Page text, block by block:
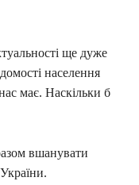
ще дуже
населення
має. Наскільки б
вшанувати